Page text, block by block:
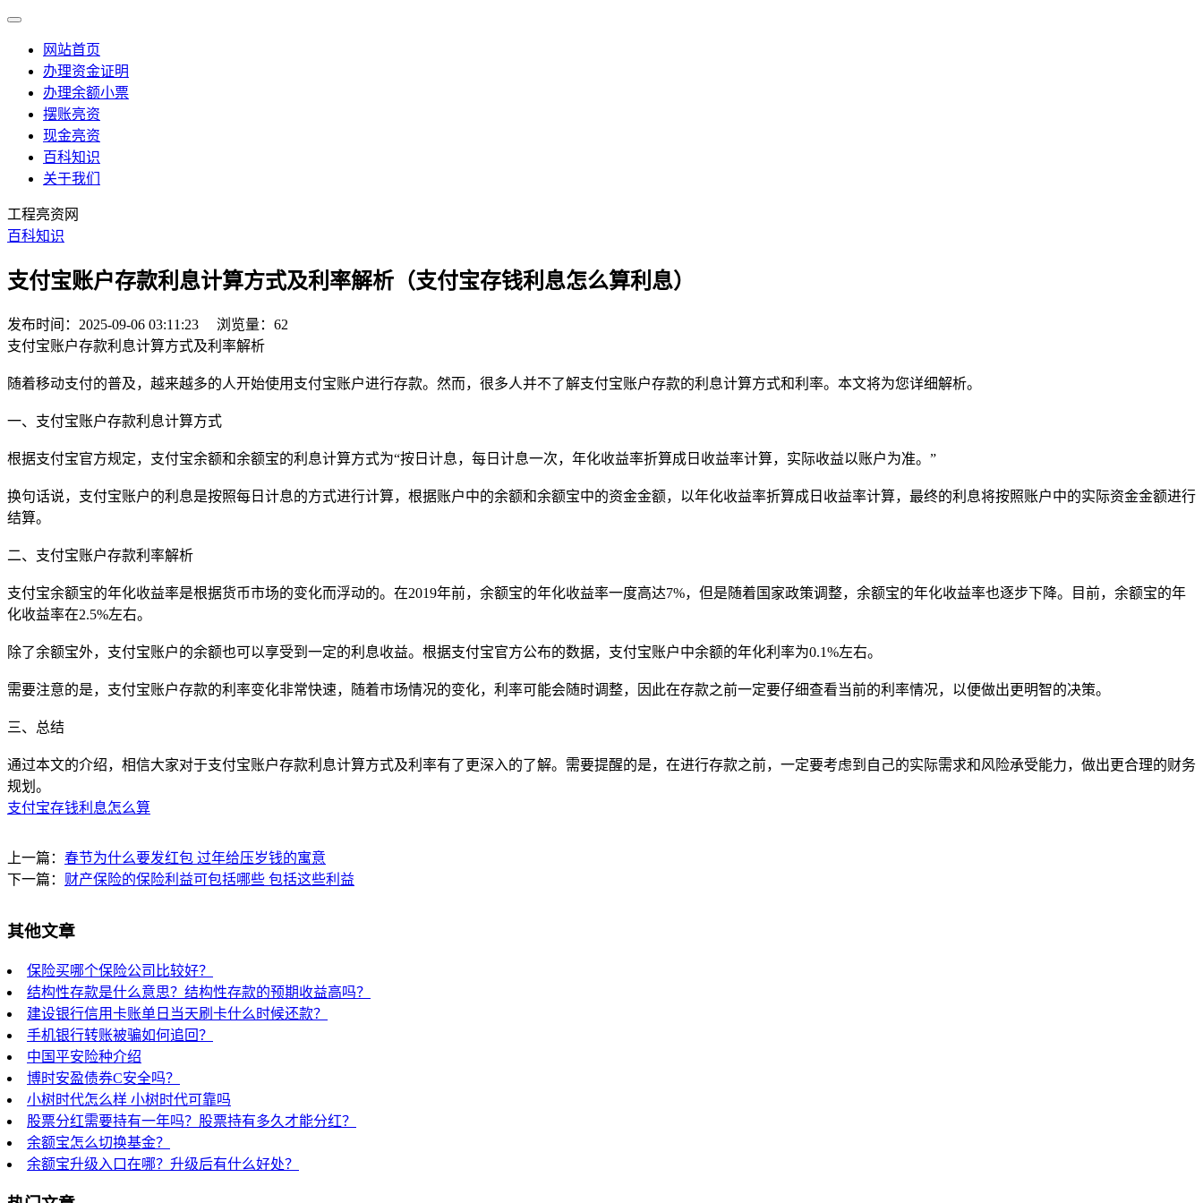
网站首页
办理资金证明
办理余额小票
摆账亮资
现金亮资
百科知识
关于我们
工程亮资网
百科知识
支付宝账户存款利息计算方式及利率解析（支付宝存钱利息怎么算利息）
发布时间：2025-09-06 03:11:23
浏览量：62
支付宝账户存款利息计算方式及利率解析
随着移动支付的普及，越来越多的人开始使用支付宝账户进行存款。然而，很多人并不了解支付宝账户存款的利息计算方式和利率。本文将为您详细解析。
一、支付宝账户存款利息计算方式
根据支付宝官方规定，支付宝余额和余额宝的利息计算方式为“按日计息，每日计息一次，年化收益率折算成日收益率计算，实际收益以账户为准。”
换句话说，支付宝账户的利息是按照每日计息的方式进行计算，根据账户中的余额和余额宝中的资金金额，以年化收益率折算成日收益率计算，最终的利息将按照账户中的实际资金金额进行
结算。
二、支付宝账户存款利率解析
支付宝余额宝的年化收益率是根据货币市场的变化而浮动的。在2019年前，余额宝的年化收益率一度高达7%，但是随着国家政策调整，余额宝的年化收益率也逐步下降。目前，余额宝的年
化收益率在2.5%左右。
除了余额宝外，支付宝账户的余额也可以享受到一定的利息收益。根据支付宝官方公布的数据，支付宝账户中余额的年化利率为0.1%左右。
需要注意的是，支付宝账户存款的利率变化非常快速，随着市场情况的变化，利率可能会随时调整，因此在存款之前一定要仔细查看当前的利率情况，以便做出更明智的决策。
三、总结
通过本文的介绍，相信大家对于支付宝账户存款利息计算方式及利率有了更深入的了解。需要提醒的是，在进行存款之前，一定要考虑到自己的实际需求和风险承受能力，做出更合理的财务
规划。
支付宝存钱利息怎么算
上一篇： 春节为什么要发红包 过年给压岁钱的寓意
下一篇： 财产保险的保险利益可包括哪些 包括这些利益
其他文章
保险买哪个保险公司比较好？
结构性存款是什么意思？结构性存款的预期收益高吗？
建设银行信用卡账单日当天刷卡什么时候还款？
手机银行转账被骗如何追回？
中国平安险种介绍
博时安盈债券C安全吗？
小树时代怎么样 小树时代可靠吗
股票分红需要持有一年吗？股票持有多久才能分红？
余额宝怎么切换基金？
余额宝升级入口在哪？升级后有什么好处？